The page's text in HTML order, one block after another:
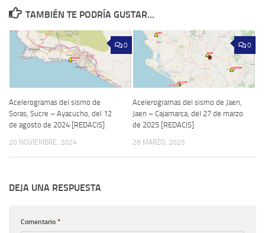
TAMBIÉN TE PODRÍA GUSTAR...
0
Acelerogramas del sismo de
Soras, Sucre – Ayacucho, del 12
de agosto de 2024 [REDACIS]
20 NOVIEMBRE, 2024
0
Acelerogramas del sismo de Jaen,
Jaen – Cajamarca, del 27 de marzo
de 2025 [REDACIS]
28 MARZO, 2025
DEJA UNA RESPUESTA
Comentario *